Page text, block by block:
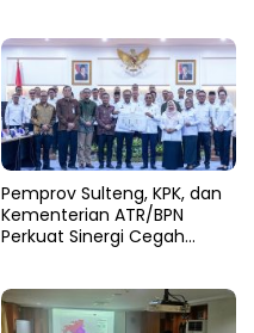
Pemprov Sulteng, KPK, dan
Kementerian ATR/BPN
Perkuat Sinergi Cegah